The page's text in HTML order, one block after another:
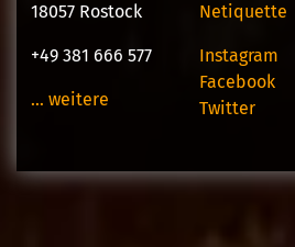
18057 Rostock
+49 381 666 577
… weitere
Netiquette
Instagram
Facebook
Twitter